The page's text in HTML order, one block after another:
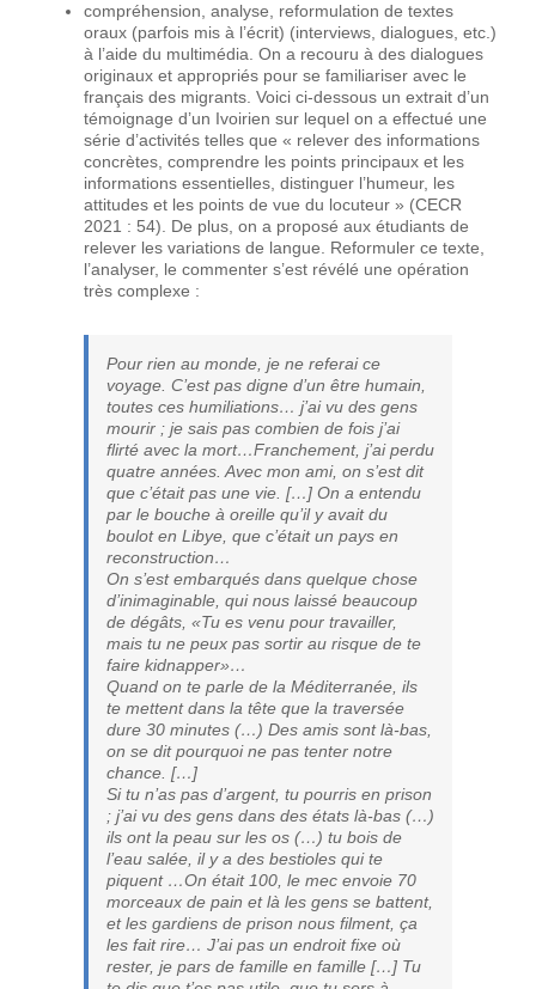
compréhension, analyse, reformulation de textes
oraux (parfois mis à l’écrit) (interviews, dialogues, etc.)
à l’aide du multimédia. On a recouru à des dialogues
originaux et appropriés pour se familiariser avec le
français des migrants. Voici ci-dessous un extrait d’un
témoignage d’un Ivoirien sur lequel on a effectué une
série d’activités telles que « relever des informations
concrètes, comprendre les points principaux et les
informations essentielles, distinguer l’humeur, les
attitudes et les points de vue du locuteur » (CECR
2021 : 54). De plus, on a proposé aux étudiants de
relever les variations de langue. Reformuler ce texte,
l’analyser, le commenter s’est révélé une opération
très complexe :
Pour rien au monde, je ne referai ce
voyage. C’est pas digne d’un être humain,
toutes ces humiliations… j’ai vu des gens
mourir ; je sais pas combien de fois j’ai
flirté avec la mort…Franchement, j’ai perdu
quatre années. Avec mon ami, on s’est dit
que c’était pas une vie. […] On a entendu
par le bouche à oreille qu’il y avait du
boulot en Libye, que c’était un pays en
reconstruction…
On s’est embarqués dans quelque chose
d’inimaginable, qui nous laissé beaucoup
de dégâts, «Tu es venu pour travailler,
mais tu ne peux pas sortir au risque de te
faire kidnapper»…
Quand on te parle de la Méditerranée, ils
te mettent dans la tête que la traversée
dure 30 minutes (…) Des amis sont là-bas,
on se dit pourquoi ne pas tenter notre
chance. […]
Si tu n’as pas d’argent, tu pourris en prison
; j’ai vu des gens dans des états là-bas (…)
ils ont la peau sur les os (…) tu bois de
l’eau salée, il y a des bestioles qui te
piquent …On était 100, le mec envoie 70
morceaux de pain et là les gens se battent,
et les gardiens de prison nous filment, ça
les fait rire… J’ai pas un endroit fixe où
rester, je pars de famille en famille […] Tu